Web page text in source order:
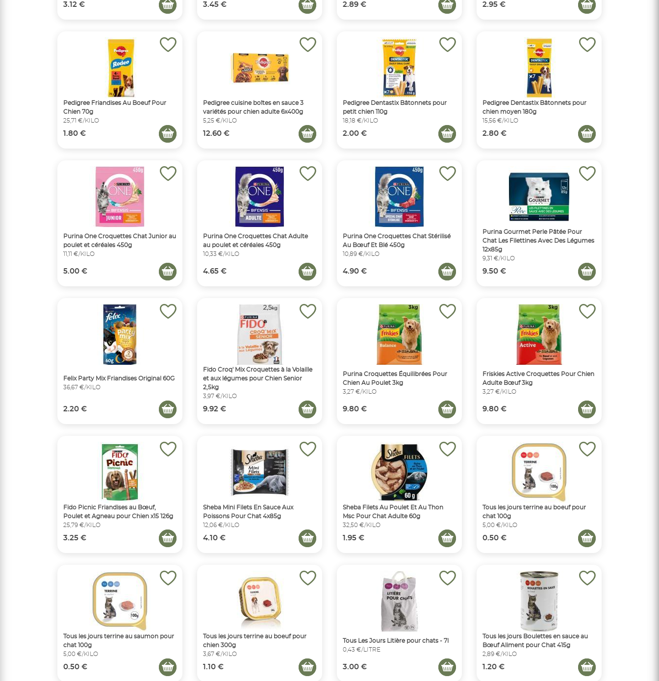
3.12 € 3.45 € 2.89 € 2.95 €
Pedigree Friandises Au Boeuf Pour
Chien 70g
25,71 €/KILO
1.80 €
Pedigree cuisine boîtes en sauce 3
variétés pour chien adulte 6x400g
5,25 €/KILO
12.60 €
Pedigree Dentastix Bâtonnets pour
petit chien 110g
18,18 €/KILO
2.00 €
Pedigree Dentastix Bâtonnets pour
chien moyen 180g
15,56 €/KILO
2.80 €
Purina One Croquettes Chat Junior au
poulet et céréales 450g
11,11 €/KILO
5.00 €
Purina One Croquettes Chat Adulte
au poulet et céréales 450g
10,33 €/KILO
4.65 €
Purina One Croquettes Chat Stérilisé
Au Bœuf Et Blé 450g
10,89 €/KILO
4.90 €
Purina Gourmet Perle Pâtée Pour
Chat Les Filettines Avec Des Légumes
12x85g
9,31 €/KILO
9.50 €
Felix Party Mix Friandises Original 60G
36,67 €/KILO
2.20 €
Fido Croq' Mix Croquettes à la Volaille
et aux légumes pour Chien Senior
2,5kg
3,97 €/KILO
9.92 €
Purina Croquettes Équilibrées Pour
Chien Au Poulet 3kg
3,27 €/KILO
9.80 €
Friskies Active Croquettes Pour Chien
Adulte Bœuf 3kg
3,27 €/KILO
9.80 €
Fido Picnic Friandises au Bœuf,
Poulet et Agneau pour Chien x15 126g
25,79 €/KILO
3.25 €
Sheba Mini Filets En Sauce Aux
Poissons Pour Chat 4x85g
12,06 €/KILO
4.10 €
Sheba Filets Au Poulet Et Au Thon
Msc Pour Chat Adulte 60g
32,50 €/KILO
1.95 €
Tous les jours terrine au boeuf pour
chat 100g
5,00 €/KILO
0.50 €
Tous les jours terrine au saumon pour
chat 100g
5,00 €/KILO
0.50 €
Tous les jours terrine au boeuf pour
chien 300g
3,67 €/KILO
1.10 €
Tous Les Jours Litière pour chats - 7l
0,43 €/LITRE
3.00 €
Tous les jours Boulettes en sauce au
Bœuf Aliment pour Chat 415g
2,89 €/KILO
1.20 €